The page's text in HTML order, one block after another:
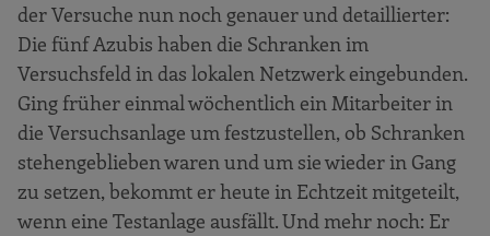
der Versuche nun noch genauer und detaillierter:
Die fünf Azubis haben die Schranken im
Versuchsfeld in das lokalen Netzwerk eingebunden.
Ging früher einmal wöchentlich ein Mitarbeiter in
die Versuchsanlage um festzustellen, ob Schranken
stehengeblieben waren und um sie wieder in Gang
zu setzen, bekommt er heute in Echtzeit mitgeteilt,
wenn eine Testanlage ausfällt. Und mehr noch: Er